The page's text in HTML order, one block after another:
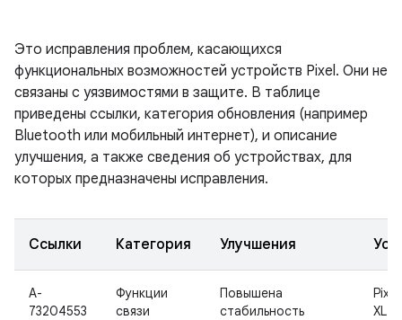
Это исправления проблем, касающихся
функциональных возможностей устройств Pixel. Они не
связаны с уязвимостями в защите. В таблице
приведены ссылки, категория обновления (например
Bluetooth или мобильный интернет), и описание
улучшения, а также сведения об устройствах, для
которых предназначены исправления.
Ссылки Категория Улучшения
A-
73204553
Функции
связи
Повышена
стабильность
XL